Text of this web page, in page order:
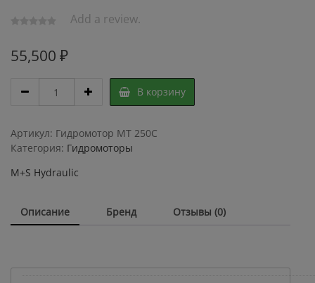
Add a review.
55,500 ₽
Гидромотор
M+S
МТ
250С
quantity
В корзину
Артикул: Гидромотор МТ 250C
Категория: Гидромоторы
M+S Hydraulic
Описание Бренд Отзывы (0)